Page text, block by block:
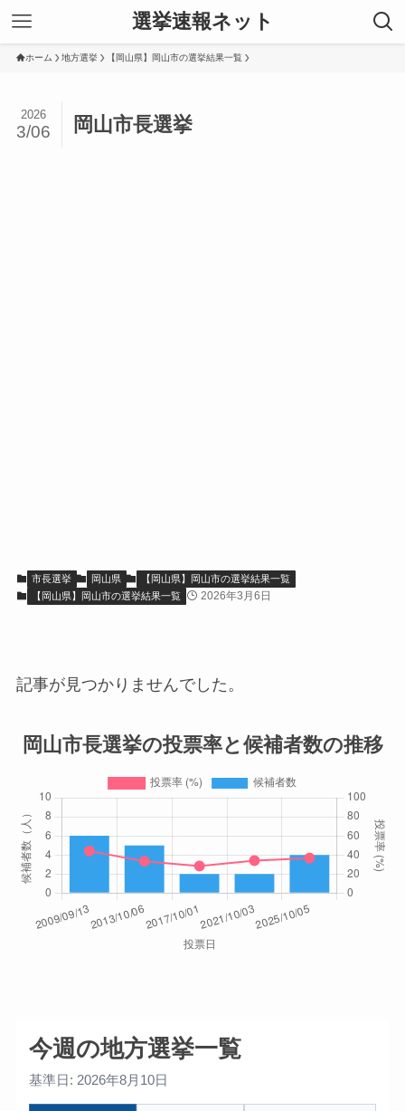
選挙速報ネット
ホーム 地方選挙 【岡山県】岡山市の選挙結果一覧
岡山市長選挙
2026
3/06
市長選挙 岡山県
【岡山県】岡山市の選挙結果一覧
【岡山県】岡山市の選挙結果一覧
2026年3月6日
記事が見つかりませんでした。
岡山市長選挙の投票率と候補者数の推移
今週の地方選挙一覧
基準日: 2026年8月10日